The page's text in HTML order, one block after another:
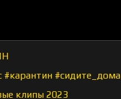
#карантин #сидите_дома
клипы 2023